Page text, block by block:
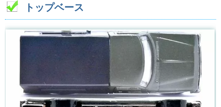
トップベース